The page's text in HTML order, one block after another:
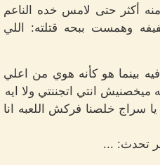
أكثر حتى لامس خده الناعم
وهمست ببحه قتلته: اللي
بينما هو كأنه هوي من اعلي
ميخصنيش انتي اتجننتي ولا ايه
سراج خلصنا فركش اللعبه انا
تحدث: ...